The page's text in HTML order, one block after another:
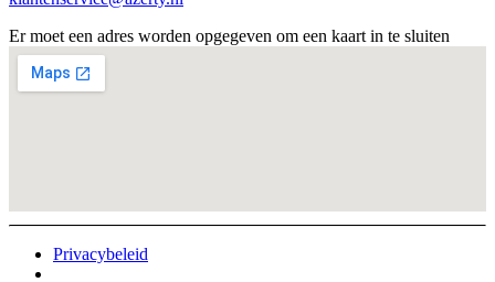
Er moet een adres worden opgegeven om een kaart in te sluiten
Privacybeleid